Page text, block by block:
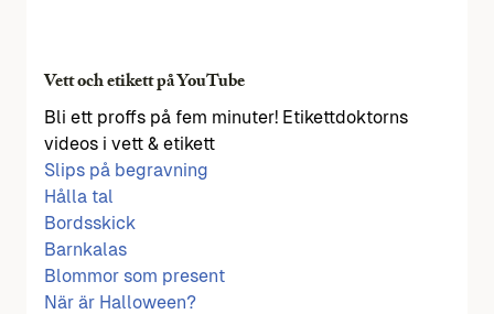
Vett och etikett på YouTube
Bli ett proffs på fem minuter! Etikettdoktorns
videos i vett & etikett
Slips på begravning
Hålla tal
Bordsskick
Barnkalas
Blommor som present
När är Halloween?